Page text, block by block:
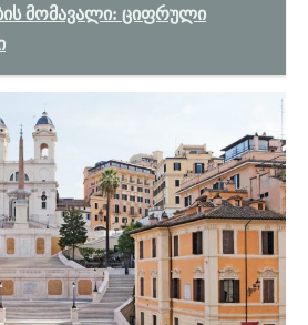
მომავალი: ციფრული